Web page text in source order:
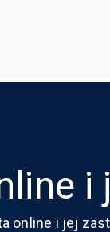
online i jej